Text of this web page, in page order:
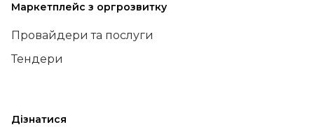
Маркетплейс з оргрозвитку
Провайдери та послуги
Тендери
Дізнатися